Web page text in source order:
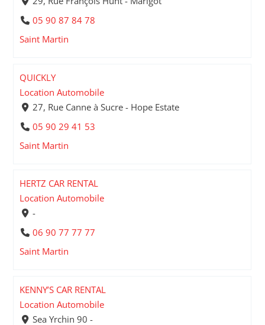
05 90 87 84 78
Saint Martin
QUICKLY
Location Automobile
27, Rue Canne à Sucre - Hope Estate
05 90 29 41 53
Saint Martin
HERTZ CAR RENTAL
Location Automobile
-
06 90 77 77 77
Saint Martin
KENNY’S CAR RENTAL
Location Automobile
Sea Yrchin 90 -